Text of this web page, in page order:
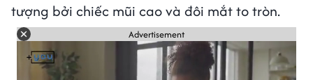
tượng bởi chiếc mũi cao và đôi mắt to tròn.
Advertisement